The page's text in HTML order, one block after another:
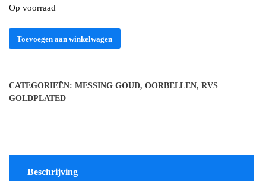
Op voorraad
Oorbellen
Claire
Toevoegen aan winkelwagen
CATEGORIEËN: MESSING GOUD, OORBELLEN, RVS
GOLDPLATED
Beschrijving